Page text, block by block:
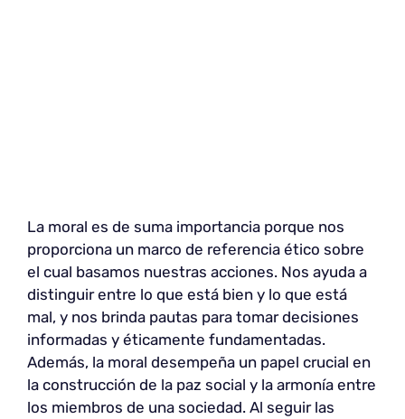
La moral es de suma importancia porque nos
proporciona un marco de referencia ético sobre
el cual basamos nuestras acciones. Nos ayuda a
distinguir entre lo que está bien y lo que está
mal, y nos brinda pautas para tomar decisiones
informadas y éticamente fundamentadas.
Además, la moral desempeña un papel crucial en
la construcción de la paz social y la armonía entre
los miembros de una sociedad. Al seguir las